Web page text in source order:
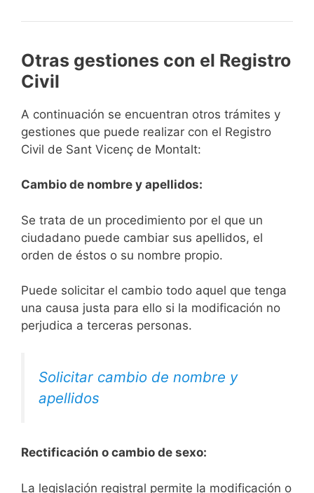
Otras gestiones con el Registro
Civil
A continuación se encuentran otros trámites y
gestiones que puede realizar con el Registro
Civil de Sant Vicenç de Montalt:
Cambio de nombre y apellidos:
Se trata de un procedimiento por el que un
ciudadano puede cambiar sus apellidos, el
orden de éstos o su nombre propio.
Puede solicitar el cambio todo aquel que tenga
una causa justa para ello si la modificación no
perjudica a terceras personas.
Solicitar cambio de nombre y
apellidos
Rectificación o cambio de sexo:
La legislación registral permite la modificación o